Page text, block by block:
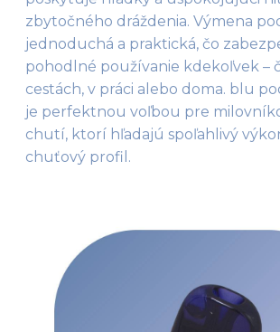
zbytočného dráždenia. Výmena
jednoduchá a praktická, čo
pohodlné používanie kdekoľvek –
cestách, v práci alebo doma. blu
je perfektnou voľbou pre
chutí, ktorí hľadajú spoľahlivý
chuťový profil.